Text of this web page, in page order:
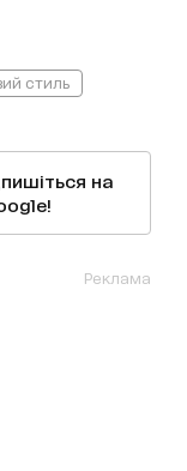
стиль
на
Реклама